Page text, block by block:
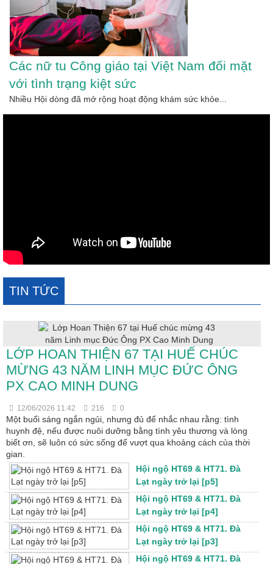
Các nữ tu Công giáo tại Việt Nam đối mặt
với tình trạng kiệt sức
Nhiều Hội dòng đã mở rộng hoạt động khám sức khỏe...
TIN TỨC
LỚP HOAN THIỆN 67 TẠI HUẾ CHÚC
MỪNG 43 NĂM LINH MỤC ĐỨC ÔNG
PX CAO MINH DUNG
12/06/2026 11:42 216 0
Một buổi sáng ngắn ngủi, nhưng đủ để nhắc nhau rằng: tình
huynh đệ, nếu được nuôi dưỡng bằng tình yêu thương và lòng
biết ơn, sẽ luôn có sức sống để vượt qua khoảng cách của thời
gian.
Hội ngộ HT69 & HT71. Đà
Lạt ngày trở lại [p5]
Hội ngộ HT69 & HT71. Đà
Lạt ngày trở lại [p4]
Hội ngộ HT69 & HT71. Đà
Lạt ngày trở lại [p3]
Hội ngộ HT69 & HT71. Đà